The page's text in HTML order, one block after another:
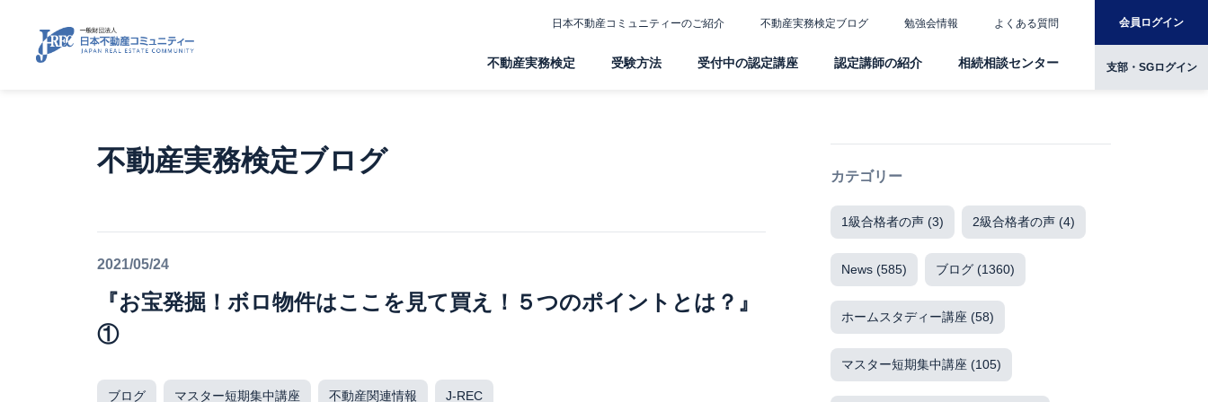
日本不動産コミュニティーのご紹介 不動産実務検定ブログ 勉強会情報 よくある質問 会員ログイン
不動産実務検定 受験方法 受付中の認定講座 認定講師の紹介 相続相談センター 支部・SGログイン
不動産実務検定ブログ
2021/05/24
『お宝発掘！ボロ物件はここを見て買え！５つのポイントとは？』
①
ブログ マスター短期集中講座 不動産関連情報 J-REC
カテゴリー
1級合格者の声 (3) 2級合格者の声 (4)
News (585) ブログ (1360)
ホームスタディー講座 (58)
マスター短期集中講座 (105)